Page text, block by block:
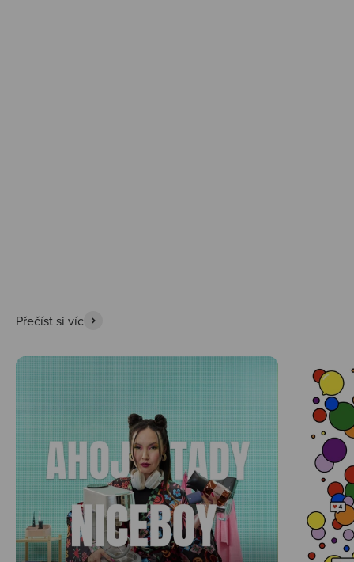
Přečíst si víc